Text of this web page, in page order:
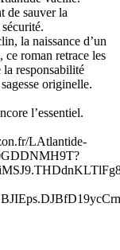
de sauver la
la naissance d’un
ce roman retrace les
responsabilité
originelle.
l’essentiel.
LAtlantide-